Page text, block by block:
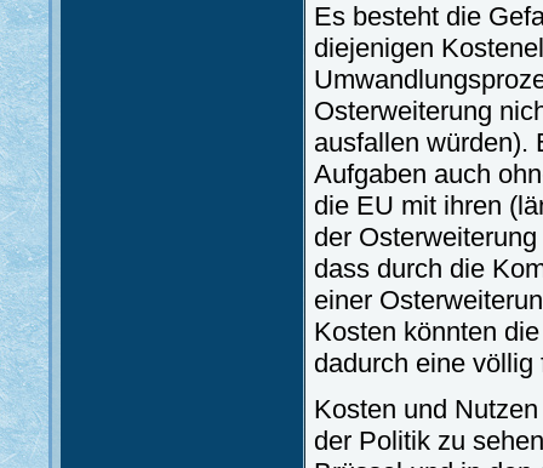
Es besteht die
diejenigen
Osterweiterung
ausfallen würden).
Aufgaben auch
die EU mit ihren
der
dass durch die
einer
Kosten könnten
dadurch eine
Kosten und
der Politik zu